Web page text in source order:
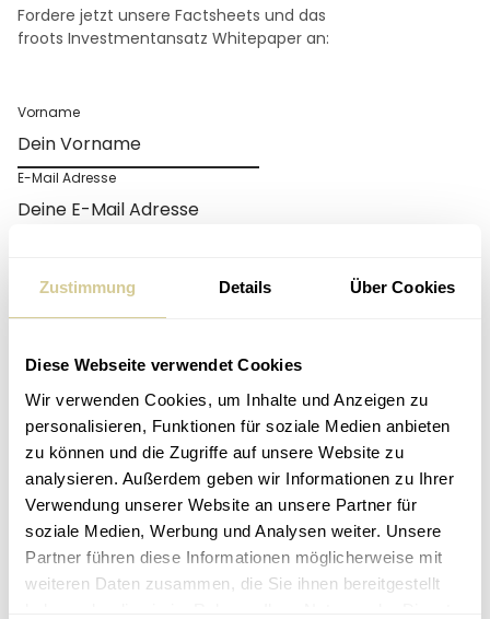
Zustimmung Details Über Cookies
Diese Webseite verwendet Cookies
Wir verwenden Cookies, um Inhalte und Anzeigen zu
personalisieren, Funktionen für soziale Medien anbieten
zu können und die Zugriffe auf unsere Website zu
analysieren. Außerdem geben wir Informationen zu Ihrer
Verwendung unserer Website an unsere Partner für
soziale Medien, Werbung und Analysen weiter. Unsere
Partner führen diese Informationen möglicherweise mit
weiteren Daten zusammen, die Sie ihnen bereitgestellt
Fordere jetzt unsere Factsheets und das
froots Investmentansatz Whitepaper an:
Vorname
E-Mail Adresse
Ich stimme der Verarbeitung meiner Daten (Name, E-
Mail-Adresse) zum Zweck der Zusendung werblicher
Jetzt anfordern
Diese Fragen stellst du dir
vielleicht:
Welche Services & Investment-Lösungen bietet